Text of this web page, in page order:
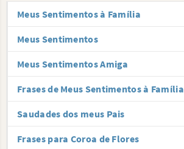
Meus Sentimentos à Família
Meus Sentimentos
Meus Sentimentos Amiga
Frases de Meus Sentimentos à Família
Saudades dos meus Pais
Frases para Coroa de Flores